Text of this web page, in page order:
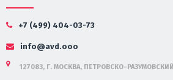
+7 (499) 404-03-73
info@avd.ooo
127083, Г. МОСКВА, ПЕТРОВСКО-